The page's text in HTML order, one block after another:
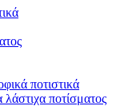
ποτιστικά
ποτίσματος